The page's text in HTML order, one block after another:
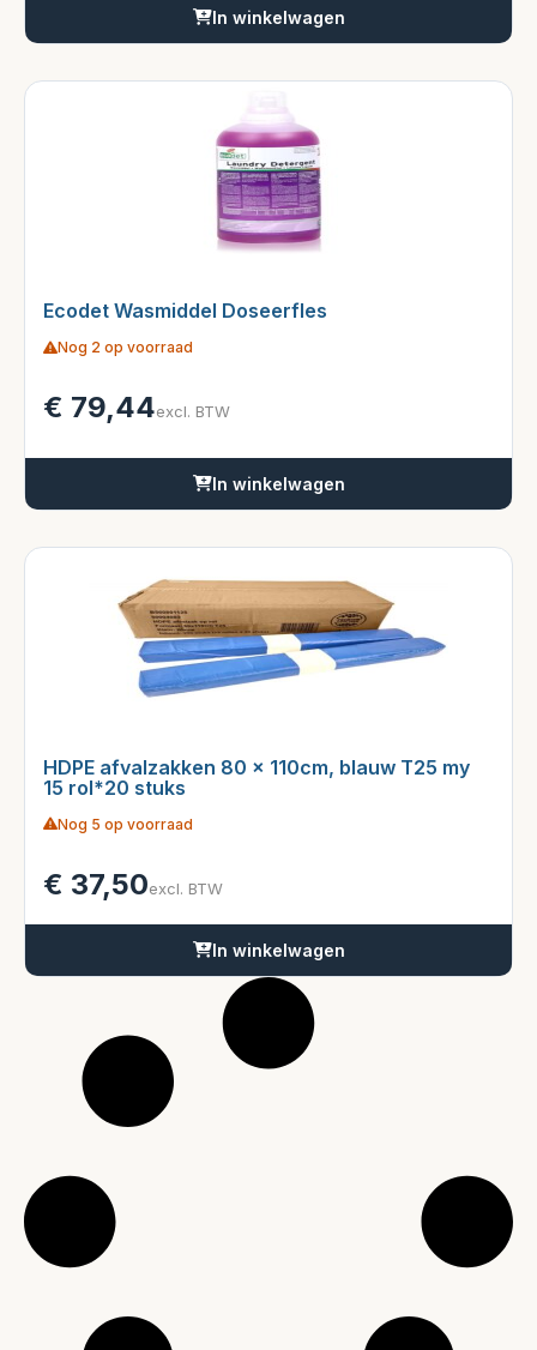
In winkelwagen
Ecodet Wasmiddel Doseerfles
Nog 2 op voorraad
€ 79,44excl. BTW
In winkelwagen
HDPE afvalzakken 80 x 110cm, blauw T25 my
15 rol*20 stuks
Nog 5 op voorraad
€ 37,50excl. BTW
In winkelwagen